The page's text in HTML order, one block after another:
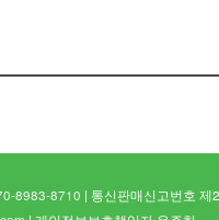
8983-8710 | 통신판매신고번호